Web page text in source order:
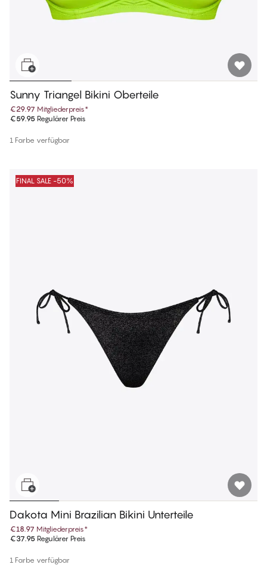
Sunny Triangel Bikini Oberteile
€29.97 Mitgliederpreis*
€59.95 Regulärer Preis
1 Farbe verfügbar
FINAL SALE -50%
Dakota Mini Brazilian Bikini Unterteile
€18.97 Mitgliederpreis*
€37.95 Regulärer Preis
1 Farbe verfügbar